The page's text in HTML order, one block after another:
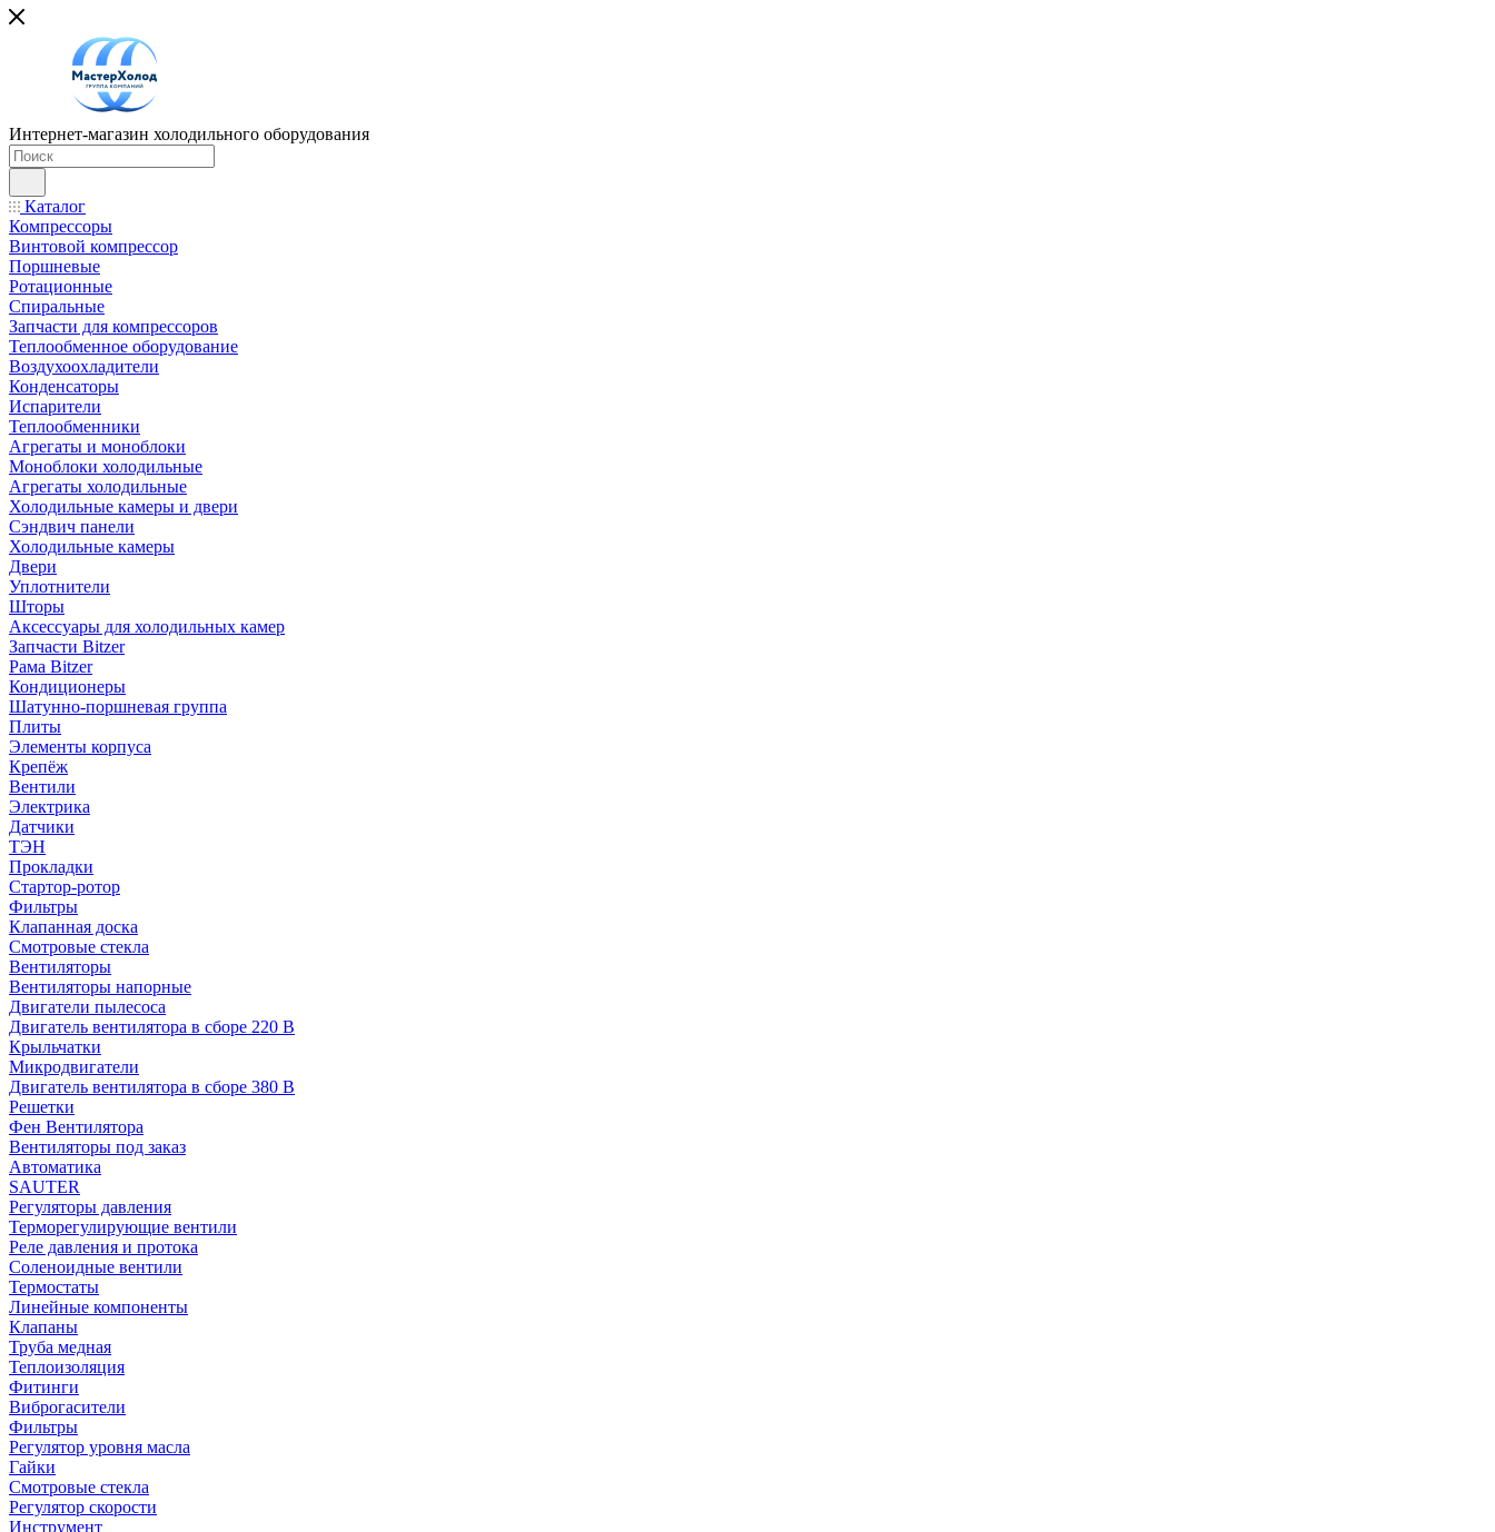
Интернет-магазин холодильного оборудования
Каталог
Компрессоры
Винтовой компрессор
Поршневые
Ротационные
Спиральные
Запчасти для компрессоров
Теплообменное оборудование
Воздухоохладители
Конденсаторы
Испарители
Теплообменники
Агрегаты и моноблоки
Моноблоки холодильные
Агрегаты холодильные
Холодильные камеры и двери
Сэндвич панели
Холодильные камеры
Двери
Уплотнители
Шторы
Аксессуары для холодильных камер
Запчасти Bitzer
Рама Bitzer
Кондиционеры
Шатунно-поршневая группа
Плиты
Элементы корпуса
Крепёж
Вентили
Электрика
Датчики
ТЭН
Прокладки
Стартор-ротор
Фильтры
Клапанная доска
Смотровые стекла
Вентиляторы
Вентиляторы напорные
Двигатели пылесоса
Двигатель вентилятора в сборе 220 В
Крыльчатки
Микродвигатели
Двигатель вентилятора в сборе 380 В
Решетки
Фен Вентилятора
Вентиляторы под заказ
Автоматика
SAUTER
Регуляторы давления
Терморегулирующие вентили
Реле давления и протока
Соленоидные вентили
Термостаты
Линейные компоненты
Клапаны
Труба медная
Теплоизоляция
Фитинги
Виброгасители
Фильтры
Регулятор уровня масла
Гайки
Смотровые стекла
Регулятор скорости
Инструмент